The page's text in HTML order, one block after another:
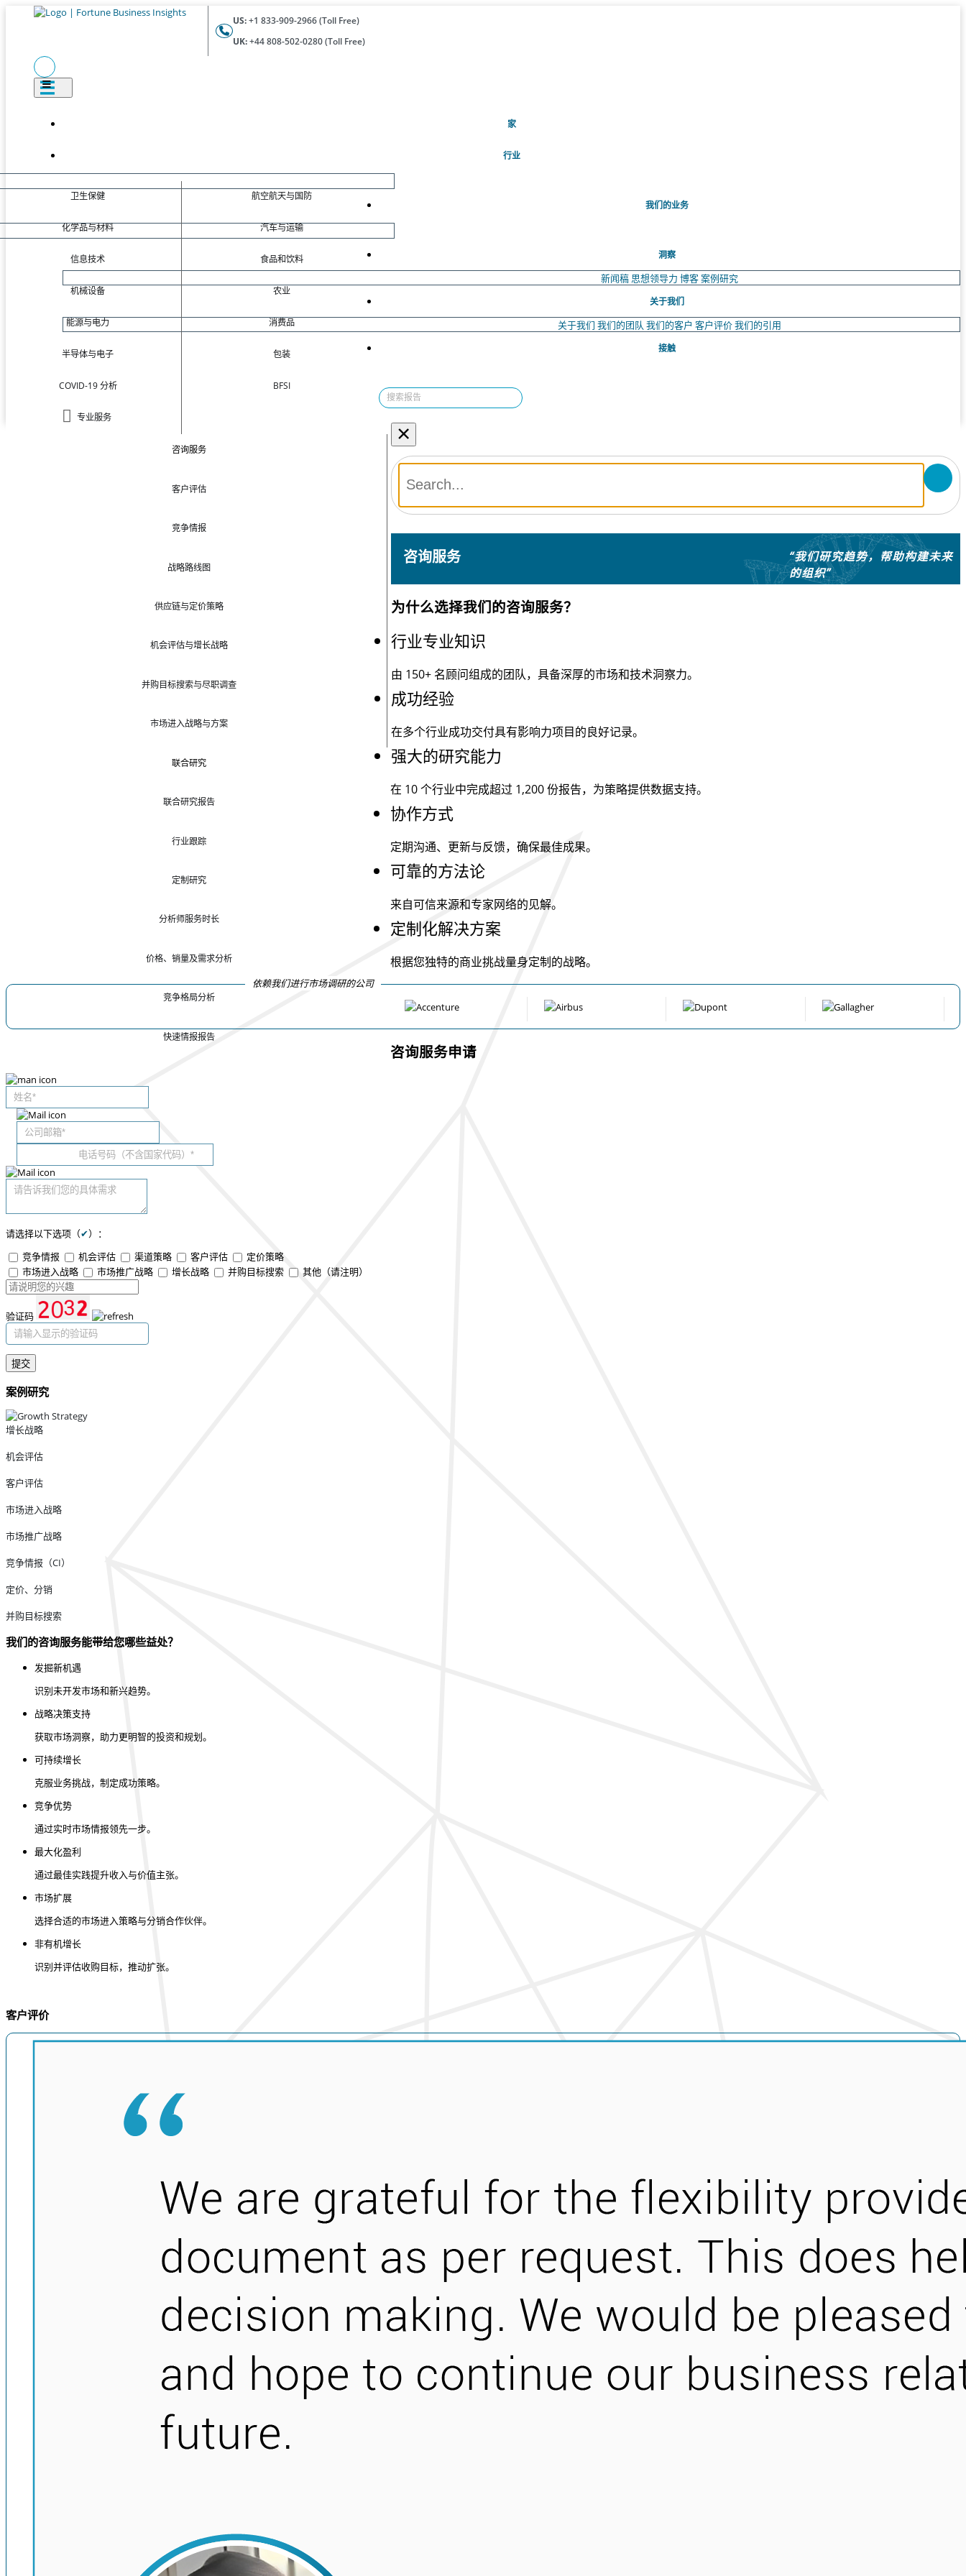
US:+1 833-909-2966 (Toll Free)
UK:+44 808-502-0280 (Toll Free)
家(当前的)
行业
卫生保健
化学品与材料
信息技术
机械设备
能源与电力
半导体与电子
COVID-19 分析
专业服务
航空航天与国防
汽车与运输
食品和饮料
农业
消费品
包装
BFSI
我们的业务
咨询服务
客户评估
竞争情报
战略路线图
供应链与定价策略
机会评估与增长战略
并购目标搜索与尽职调查
市场进入战略与方案
联合研究
联合研究报告
行业跟踪
定制研究
分析师服务时长
价格、销量及需求分析
竞争格局分析
快速情报报告
洞察
新闻稿 思想领导力 博客案例研究
关于我们
关于我们 我们的团队 我们的客户 客户评价我们的引用
接触
×
咨询服务
“我们研究趋势，帮助构建未来
的组织”
为什么选择我们的咨询服务？
行业专业知识
由 150+ 名顾问组成的团队，具备深厚的市场和技术洞察力。
成功经验
在多个行业成功交付具有影响力项目的良好记录。
强大的研究能力
在 10 个行业中完成超过 1,200份报告，为策略提供数据支持。
协作方式
定期沟通、更新与反馈，确保最佳成果。
可靠的方法论
来自可信来源和专家网络的见解。
定制化解决方案
根据您独特的商业挑战量身定制的战略。
依赖我们进行市场调研的公司
咨询服务申请
请选择以下选项（✔）：
竞争情报
机会评估 渠道策略 客户评估
定价策略
市场进入战略
市场推广战略 增长战略 并购目标搜索 其他（请注明）
验证码
提交
案例研究
增长战略
机会评估
客户评估
市场进入战略
市场推广战略
竞争情报（CI）
定价、分销
并购目标搜索
我们的咨询服务能带给您哪些益处？
发掘新机遇
识别未开发市场和新兴趋势。
战略决策支持
获取市场洞察，助力更明智的投资和规划。
可持续增长
克服业务挑战，制定成功策略。
竞争优势
通过实时市场情报领先一步。
最大化盈利
通过最佳实践提升收入与价值主张。
市场扩展
选择合适的市场进入策略与分销合作伙伴。
非有机增长
识别并评估收购目标，推动扩张。
客户评价